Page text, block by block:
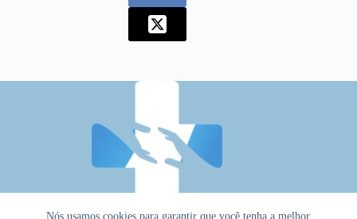
Nós usamos cookies para garantir que você tenha a melhor